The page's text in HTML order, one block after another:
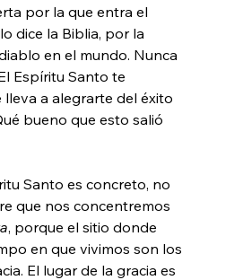
por la que entra el
dice la Biblia, por la
en el mundo. Nunca
Espíritu Santo te
lleva a alegrarte del éxito
bueno que esto salió
Santo es concreto, no
que nos concentremos
, porque el sitio donde
en que vivimos son los
El lugar de la gracia es